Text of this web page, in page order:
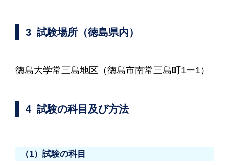
3_試験場所（徳島県内）
徳島大学常三島地区（徳島市南常三島町1ー1）
4_試験の科目及び方法
（1）試験の科目